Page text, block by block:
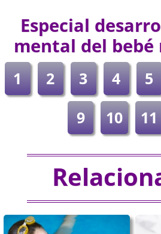
Especial
mental del bebé
1 2 3 4 5
9
10 11